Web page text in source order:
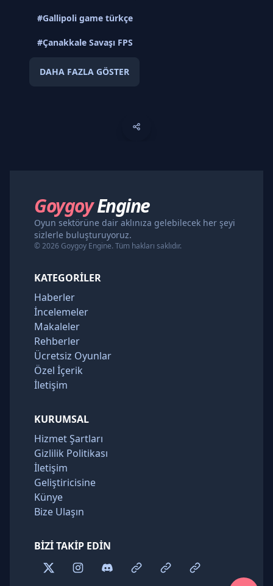
#Gallipoli game türkçe
#Çanakkale Savaşı FPS
DAHA FAZLA GÖSTER
GoygoyEngine
Oyun sektörüne dair aklınıza gelebilecek her şeyi
sizlerle buluşturuyoruz.
© 2026 Goygoy Engine. Tüm hakları saklıdır.
KATEGORILER
Haberler
İncelemeler
Makaleler
Rehberler
Ücretsiz Oyunlar
Özel İçerik
İletişim
KURUMSAL
Hizmet Şartları
Gizlilik Politikası
İletişim
Geliştiricisine
Künye
Bize Ulaşın
BIZI TAKIP EDIN